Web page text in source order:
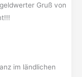
Gruß von
im ländlichen